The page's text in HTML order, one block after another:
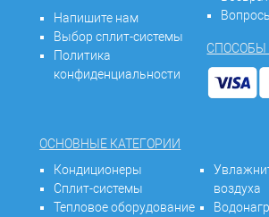
Напишите нам
Выбор сплит-системы
Политика
конфиденциальности
СПОСОБЫ
ОСНОВНЫЕ КАТЕГОРИИ
Кондиционеры
Сплит-системы
Тепловое оборудование
воздуха